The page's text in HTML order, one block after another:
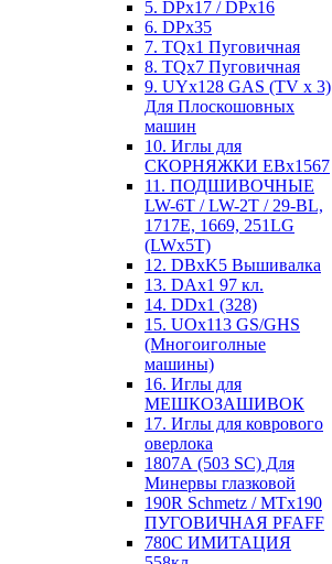
5. DPx17 / DPx16
6. DPx35
7. TQx1 Пуговичная
8. TQx7 Пуговичная
9. UYx128 GAS (TV x 3)
Для Плоскошовных
машин
10. Иглы для
СКОРНЯЖКИ EBx1567
11. ПОДШИВОЧНЫЕ
LW-6T / LW-2T / 29-BL,
1717E, 1669, 251LG
(LWx5T)
12. DBxK5 Вышивалка
13. DAx1 97 кл.
14. DDx1 (328)
15. UOx113 GS/GHS
(Многоиголные
машины)
16. Иглы для
МЕШКОЗАШИВОК
17. Иглы для коврового
оверлока
1807А (503 SC) Для
Минервы глазковой
190R Schmetz / MTx190
ПУГОВИЧНАЯ PFAFF
780С ИМИТАЦИЯ